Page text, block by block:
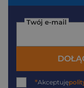
Twój e-mail
*Akceptuję